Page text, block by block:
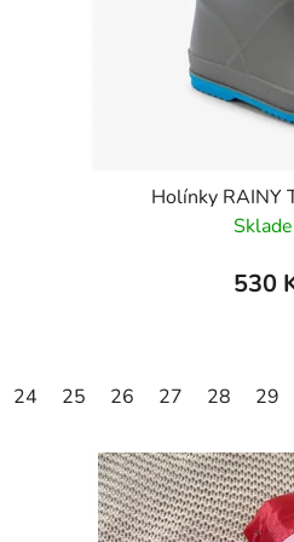
Holínky RAINY
530
24 25 26 27 28 29